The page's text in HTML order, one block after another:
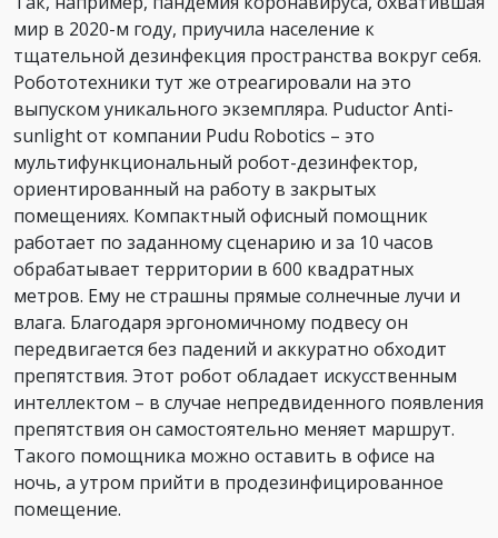
мир в 2020-м году, приучила население к
тщательной дезинфекция пространства вокруг себя.
Робототехники тут же отреагировали на это
выпуском уникального экземпляра. Puductor Anti-
sunlight от компании Pudu Robotics – это
мультифункциональный робот-дезинфектор,
ориентированный на работу в закрытых
помещениях. Компактный офисный помощник
работает по заданному сценарию и за 10 часов
обрабатывает территории в 600 квадратных
метров. Ему не страшны прямые солнечные лучи и
влага. Благодаря эргономичному подвесу он
передвигается без падений и аккуратно обходит
препятствия. Этот робот обладает искусственным
интеллектом – в случае непредвиденного появления
препятствия он самостоятельно меняет маршрут.
Такого помощника можно оставить в офисе на
ночь, а утром прийти в продезинфицированное
помещение.